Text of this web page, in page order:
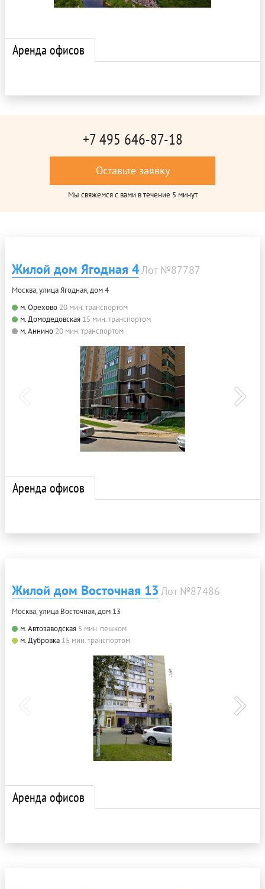
Аренда офисов
+7 495 646-87-18
Оставьте заявку
Мы свяжемся с вами в течение 5 минут
Жилой дом Ягодная 4Лот №87787
Москва, улица Ягодная, дом 4
м. Орехово 20 мин. транспортом
м. Домодедовская 15 мин. транспортом
м. Аннино 20 мин. транспортом
Аренда офисов
Жилой дом Восточная 13 Лот №87486
Москва, улица Восточная, дом 13
м. Автозаводская 5 мин. пешком
м. Дубровка 15 мин. транспортом
Аренда офисов